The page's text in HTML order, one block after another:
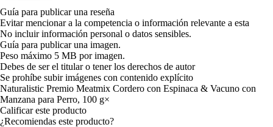
Guía para publicar una reseña
Evitar mencionar a la competencia o información relevante a esta
No incluir información personal o datos sensibles.
Guía para publicar una imagen.
Peso máximo 5 MB por imagen.
Debes de ser el titular o tener los derechos de autor
Se prohíbe subir imágenes con contenido explícito
Naturalistic Premio Meatmix Cordero con Espinaca & Vacuno con
Manzana para Perro, 100 g×
Calificar este producto
Tu valoración
¿Recomiendas este producto?